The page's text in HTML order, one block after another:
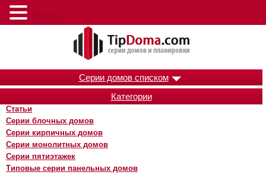
Серии домов списком
Категории
Статьи
Серии блочных домов
Серии кирпичных домов
Серии монолитных домов
Серии пятиэтажек
Типовые серии панельных домов